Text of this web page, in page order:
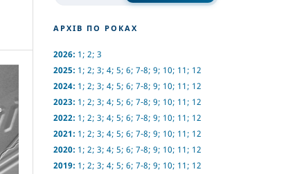
АРХІВ ПО РОКАХ
2026: 1; 2; 3
2025: 1; 2; 3; 4; 5; 6; 7-8; 9; 10; 11; 12
2024: 1; 2; 3; 4; 5; 6; 7-8; 9; 10; 11; 12
2023: 1; 2; 3; 4; 5; 6; 7-8; 9; 10; 11; 12
2022: 1; 2; 3; 4; 5; 6; 7-8; 9; 10; 11; 12
2021: 1; 2; 3; 4; 5; 6; 7-8; 9; 10; 11; 12
2020: 1; 2; 3; 4; 5; 6; 7-8; 9; 10; 11; 12
2019: 1; 2; 3; 4; 5; 6; 7-8; 9; 10; 11; 12